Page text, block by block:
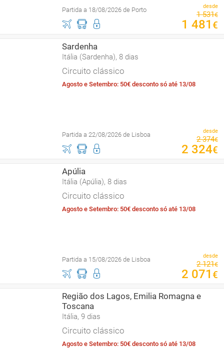
Partida a 18/08/2026 de Porto desde
1 531€
1 481 €
Sardenha
Itália (Sardenha), 8 dias
Circuito clássico
Agosto e Setembro: 50€ desconto só até 13/08
Partida a 22/08/2026 de Lisboa desde
2 374€
2 324€
Apúlia
Itália (Apúlia), 8 dias
Circuito clássico
Agosto e Setembro: 50€ desconto só até 13/08
Partida a 15/08/2026 de Lisboa desde
2 121€
2 071 €
Região dos Lagos, Emilia Romagna e
Toscana
Itália, 9 dias
Circuito clássico
Agosto e Setembro: 50€ desconto só até 13/08